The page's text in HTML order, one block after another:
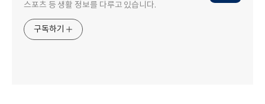
스포츠 등 생활 정보를 다루고 있습니다.
구독하기